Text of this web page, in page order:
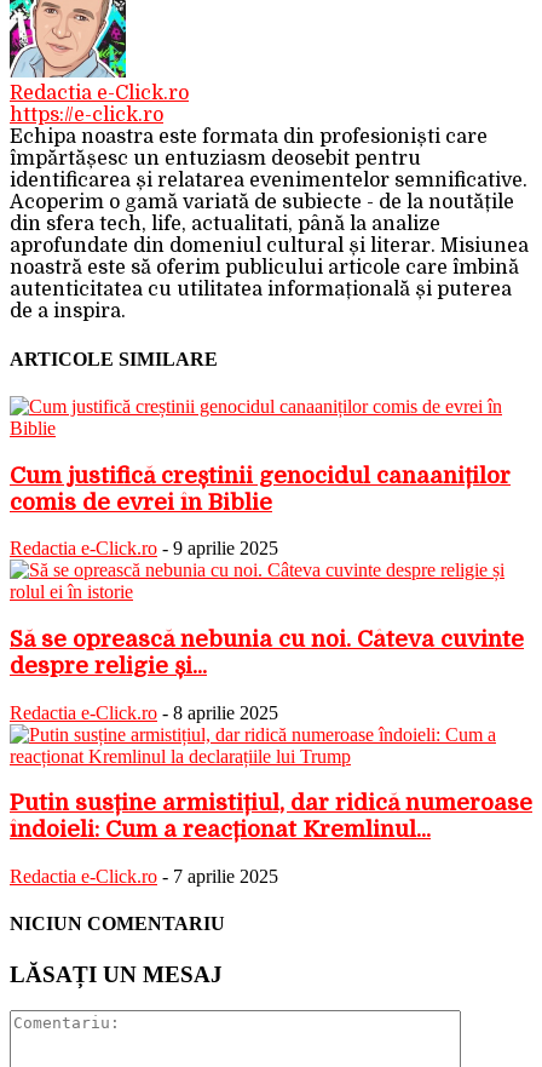
Redactia e-Click.ro
https://e-click.ro
Echipa noastra este formata din profesioniști care
împărtășesc un entuziasm deosebit pentru
identificarea și relatarea evenimentelor semnificative.
Acoperim o gamă variată de subiecte - de la noutățile
din sfera tech, life, actualitati, până la analize
aprofundate din domeniul cultural și literar. Misiunea
noastră este să oferim publicului articole care îmbină
autenticitatea cu utilitatea informațională și puterea
de a inspira.
ARTICOLE SIMILARE
Cum justifică creștinii genocidul canaaniților
comis de evrei în Biblie
Redactia e-Click.ro - 9 aprilie 2025
Să se oprească nebunia cu noi. Câteva cuvinte
despre religie și...
Redactia e-Click.ro - 8 aprilie 2025
Putin susține armistițiul, dar ridică numeroase
îndoieli: Cum a reacționat Kremlinul...
Redactia e-Click.ro - 7 aprilie 2025
NICIUN COMENTARIU
LĂSAȚI UN MESAJ